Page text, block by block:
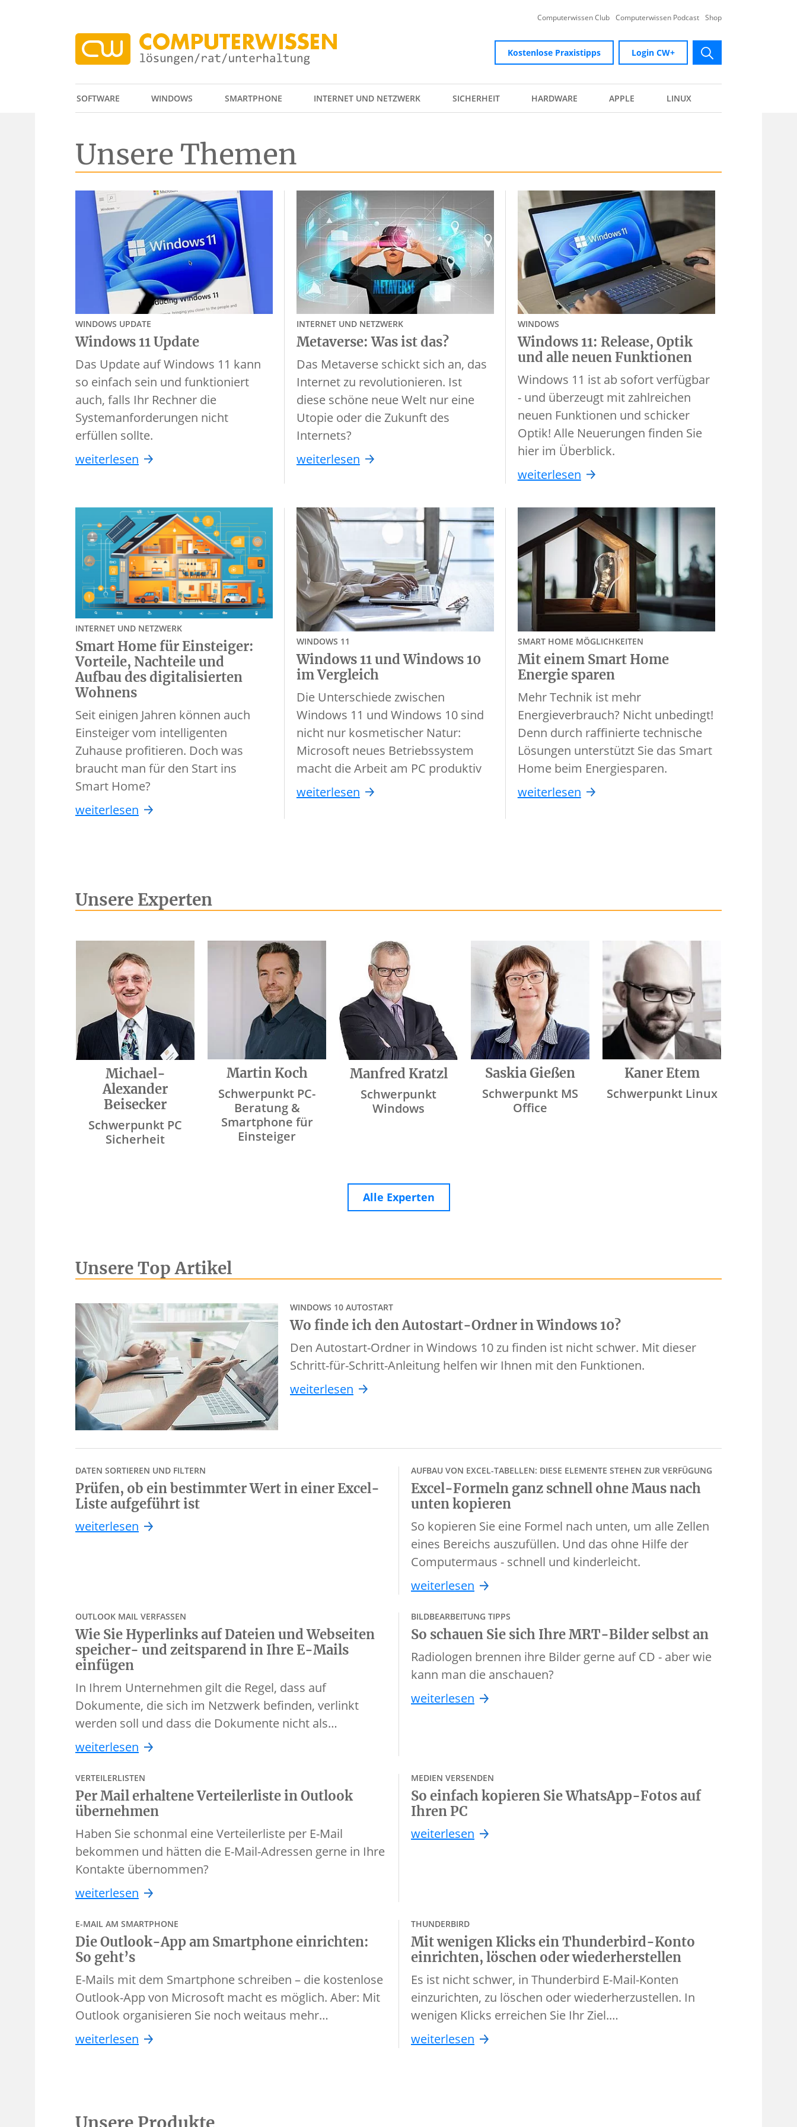
Computerwissen Club Computerwissen Podcast Shop
Kostenlose Praxistipps
Login CW+
submit
SOFTWARE WINDOWS SMARTPHONE INTERNET UND NETZWERK SICHERHEIT HARDWARE APPLE LINUX
Unsere Themen
WINDOWS UPDATE
Windows 11 Update
Das Update auf Windows 11 kann
so einfach sein und funktioniert
auch, falls Ihr Rechner die
Systemanforderungen nicht
erfüllen sollte.
weiterlesen
INTERNET UND NETZWERK
Metaverse: Was ist das?
Das Metaverse schickt sich an, das
Internet zu revolutionieren. Ist
diese schöne neue Welt nur eine
Utopie oder die Zukunft des
Internets?
weiterlesen
WINDOWS
Windows 11: Release, Optik
und alle neuen Funktionen
Windows 11 ist ab sofort verfügbar
- und überzeugt mit zahlreichen
neuen Funktionen und schicker
Optik! Alle Neuerungen finden Sie
hier im Überblick.
weiterlesen
INTERNET UND NETZWERK
Smart Home für Einsteiger:
Vorteile, Nachteile und
Aufbau des digitalisierten
Wohnens
Seit einigen Jahren können auch
Einsteiger vom intelligenten
Zuhause profitieren. Doch was
braucht man für den Start ins
Smart Home?
weiterlesen
WINDOWS 11
Windows 11 und Windows 10
im Vergleich
Die Unterschiede zwischen
Windows 11 und Windows 10 sind
nicht nur kosmetischer Natur:
Microsoft neues Betriebssystem
macht die Arbeit am PC produktiv
weiterlesen
SMART HOME MÖGLICHKEITEN
Mit einem Smart Home
Energie sparen
Mehr Technik ist mehr
Energieverbrauch? Nicht unbedingt!
Denn durch raffinierte technische
Lösungen unterstützt Sie das Smart
Home beim Energiesparen.
weiterlesen
Unsere Experten
Michael-
Alexander
Beisecker
Schwerpunkt PC
Sicherheit
Martin Koch
Schwerpunkt PC-
Beratung &
Smartphone für
Einsteiger
Manfred Kratzl
Schwerpunkt
Windows
Saskia Gießen
Schwerpunkt MS
Office
Kaner Etem
Schwerpunkt Linux
Alle Experten
Unsere Top Artikel
WINDOWS 10 AUTOSTART
Wo finde ich den Autostart-Ordner in Windows 10?
Den Autostart-Ordner in Windows 10 zu finden ist nicht schwer. Mit dieser
Schritt-für-Schritt-Anleitung helfen wir Ihnen mit den Funktionen.
weiterlesen
DATEN SORTIEREN UND FILTERN
Prüfen, ob ein bestimmter Wert in einer Excel-
Liste aufgeführt ist
weiterlesen
AUFBAU VON EXCEL-TABELLEN: DIESE ELEMENTE STEHEN ZUR VERFÜGUNG
Excel-Formeln ganz schnell ohne Maus nach
unten kopieren
So kopieren Sie eine Formel nach unten, um alle Zellen
eines Bereichs auszufüllen. Und das ohne Hilfe der
Computermaus - schnell und kinderleicht.
weiterlesen
OUTLOOK MAIL VERFASSEN
Wie Sie Hyperlinks auf Dateien und Webseiten
speicher- und zeitsparend in Ihre E-Mails
einfügen
In Ihrem Unternehmen gilt die Regel, dass auf
Dokumente, die sich im Netzwerk befinden, verlinkt
werden soll und dass die Dokumente nicht als…
weiterlesen
BILDBEARBEITUNG TIPPS
So schauen Sie sich Ihre MRT-Bilder selbst an
Radiologen brennen ihre Bilder gerne auf CD - aber wie
kann man die anschauen?
weiterlesen
VERTEILERLISTEN
Per Mail erhaltene Verteilerliste in Outlook
übernehmen
Haben Sie schonmal eine Verteilerliste per E-Mail
bekommen und hätten die E-Mail-Adressen gerne in Ihre
Kontakte übernommen?
weiterlesen
MEDIEN VERSENDEN
So einfach kopieren Sie WhatsApp-Fotos auf
Ihren PC
weiterlesen
E-MAIL AM SMARTPHONE
Die Outlook-App am Smartphone einrichten:
So geht’s
E-Mails mit dem Smartphone schreiben – die kostenlose
Outlook-App von Microsoft macht es möglich. Aber: Mit
Outlook organisieren Sie noch weitaus mehr…
weiterlesen
THUNDERBIRD
Mit wenigen Klicks ein Thunderbird-Konto
einrichten, löschen oder wiederherstellen
Es ist nicht schwer, in Thunderbird E-Mail-Konten
einzurichten, zu löschen oder wiederherzustellen. In
wenigen Klicks erreichen Sie Ihr Ziel.…
weiterlesen
Unsere Produkte